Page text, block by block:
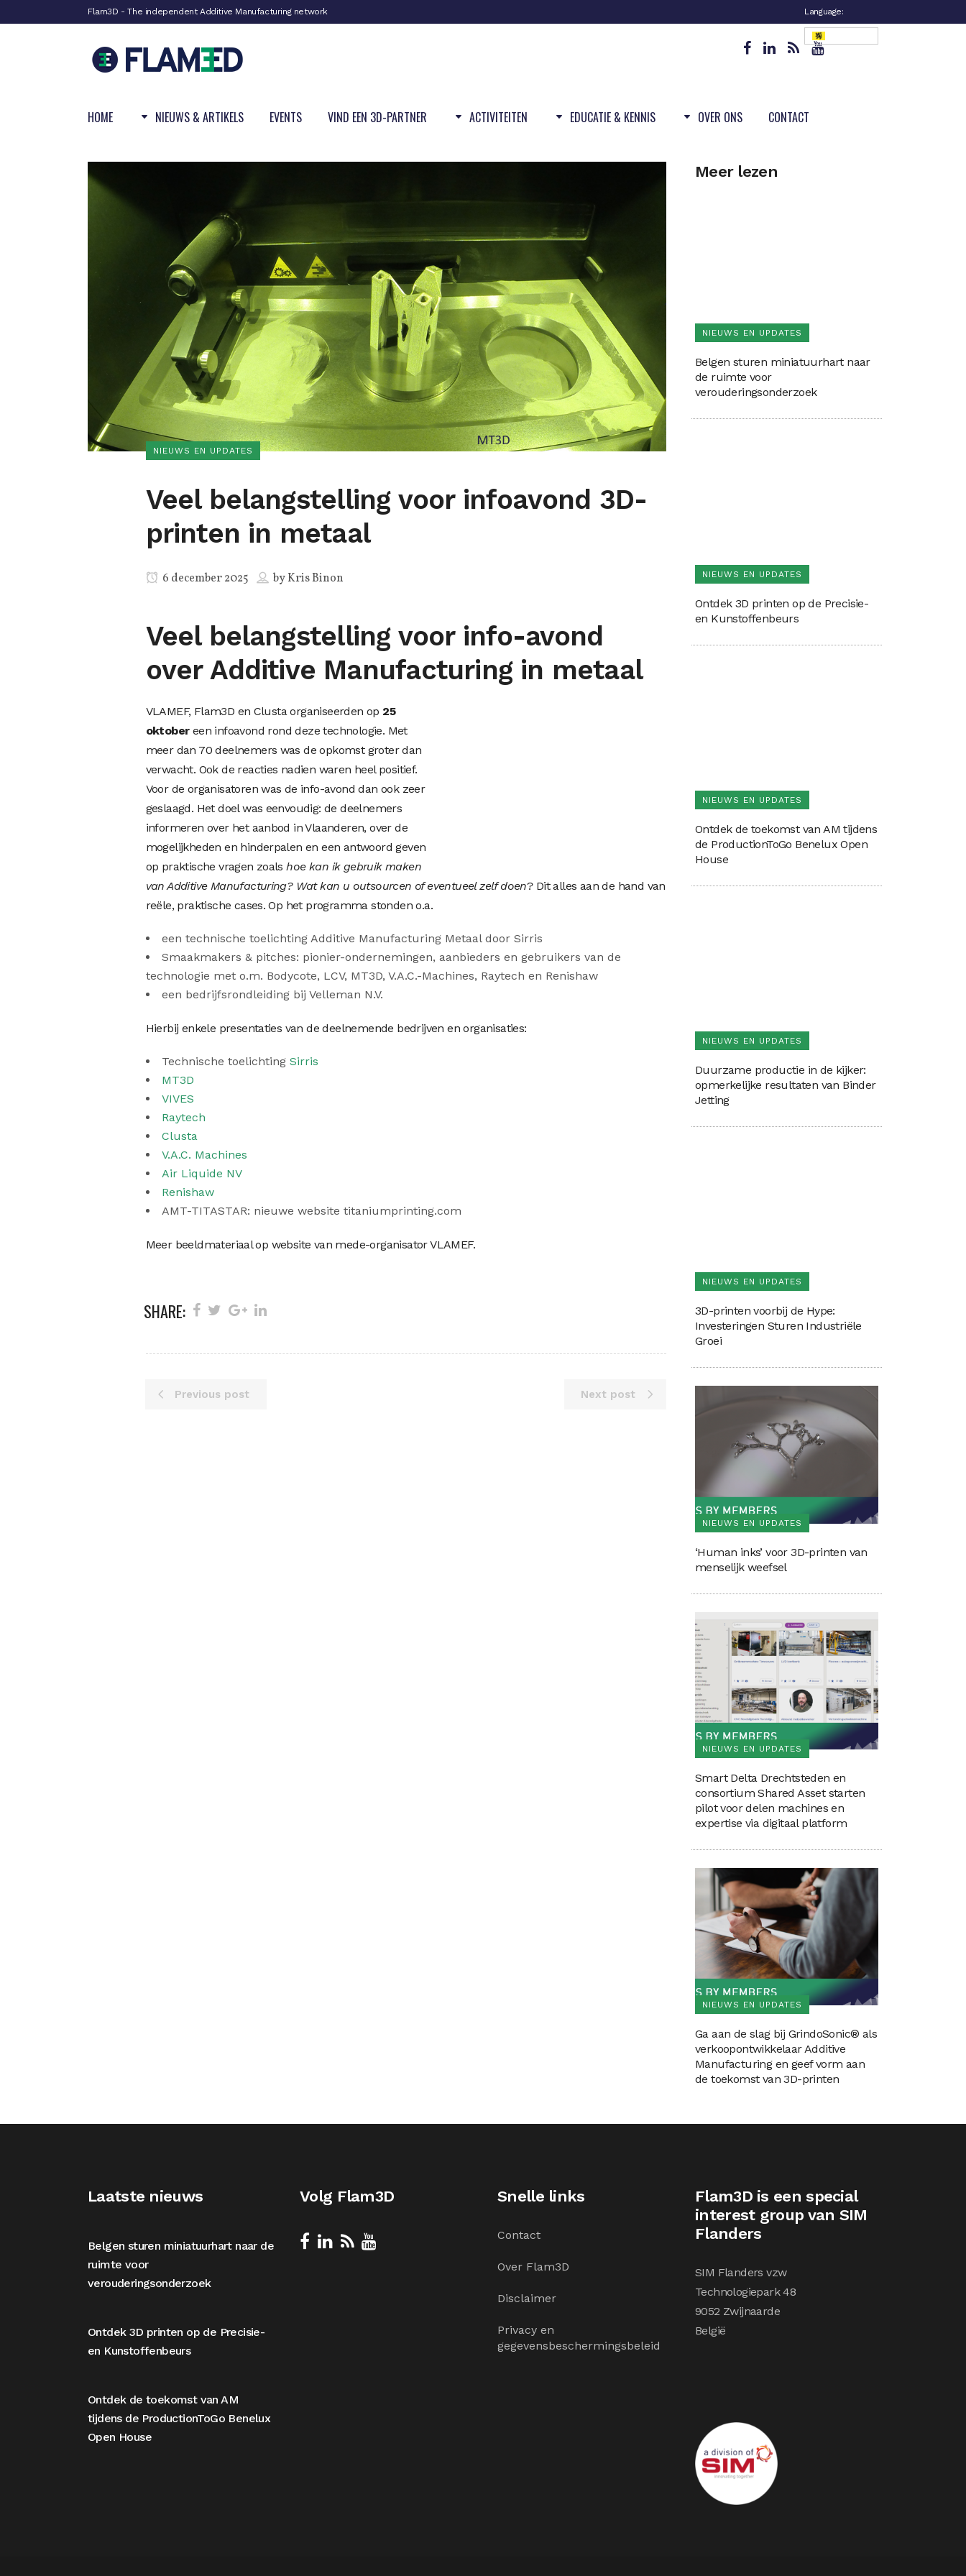
Flam3D - The independent Additive Manufacturing network Language:
HOME NIEUWS & ARTIKELS EVENTS VIND EEN 3D-PARTNER ACTIVITEITEN EDUCATIE & KENNIS OVER ONS CONTACT
NIEUWS EN UPDATES
Veel belangstelling voor infoavond 3D-
printen in metaal
6 december 2025 byKris Binon
Veel belangstelling voor info-avond
over Additive Manufacturing in metaal
VLAMEF, Flam3D en Clusta organiseerden op 25
oktobereen infoavond rond deze technologie. Met
meer dan 70 deelnemers was de opkomst groter dan
verwacht. Ook de reacties nadien waren heel positief.
Voor de organisatoren was de info-avond dan ook zeer
geslaagd. Het doel was eenvoudig: de deelnemers
informeren over het aanbod in Vlaanderen, over de
mogelijkheden en hinderpalen en een antwoord geven
op praktische vragen zoalshoe kan ik gebruik maken
van Additive Manufacturing? Wat kan u outsourcen of eventueel zelf doen? Dit alles aan de hand van
reële, praktische cases. Op het programma stonden o.a.
een technische toelichting Additive Manufacturing Metaal door Sirris
Smaakmakers & pitches: pionier-ondernemingen, aanbieders en gebruikers van de
technologie met o.m. Bodycote, LCV, MT3D, V.A.C.-Machines, Raytech en Renishaw
een bedrijfsrondleiding bij Velleman N.V.
Hierbij enkele presentaties van de deelnemende bedrijven en organisaties:
Technische toelichting Sirris
MT3D
VIVES
Raytech
Clusta
V.A.C. Machines
Air Liquide NV
Renishaw
AMT-TITASTAR: nieuwe website titaniumprinting.com
Meer beeldmateriaal op website van mede-organisator VLAMEF.
SHARE:
Previous post Next post
Meer lezen
NIEUWS EN UPDATES
Belgen sturen miniatuurhart naar
de ruimte voor
verouderingsonderzoek
NIEUWS EN UPDATES
Ontdek 3D printen op de Precisie-
en Kunstoffenbeurs
NIEUWS EN UPDATES
Ontdek de toekomst van AM tijdens
de ProductionToGo Benelux Open
House
NIEUWS EN UPDATES
Duurzame productie in de kijker:
opmerkelijke resultaten van Binder
Jetting
NIEUWS EN UPDATES
3D-printen voorbij de Hype:
Investeringen Sturen Industriële
Groei
NIEUWS EN UPDATES
‘Human inks’ voor 3D-printen van
menselijk weefsel
NIEUWS EN UPDATES
Smart Delta Drechtsteden en
consortium Shared Asset starten
pilot voor delen machines en
expertise via digitaal platform
NIEUWS EN UPDATES
Ga aan de slag bij GrindoSonic® als
verkoopontwikkelaar Additive
Manufacturing en geef vorm aan
de toekomst van 3D-printen
Laatste nieuws
Belgen sturen miniatuurhart naar de
ruimte voor
verouderingsonderzoek
Ontdek 3D printen op de Precisie-
en Kunstoffenbeurs
Ontdek de toekomst van AM
tijdens de ProductionToGo Benelux
Open House
Volg Flam3D Snelle links
Contact
Over Flam3D
Disclaimer
Privacy en
gegevensbeschermingsbeleid
Flam3D is een special
interest group van SIM
Flanders
SIM Flanders vzw
Technologiepark 48
9052 Zwijnaarde
België